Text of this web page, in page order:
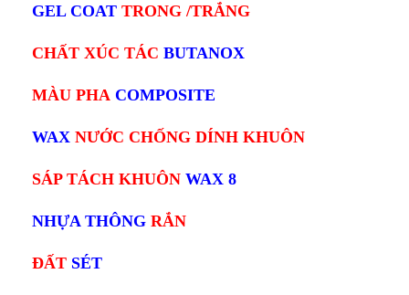
GEL COAT TRONG /TRẮNG
CHẤT XÚC TÁC BUTANOX
MÀU PHA COMPOSITE
WAX NƯỚC CHỐNG DÍNH KHUÔN
SÁP TÁCH KHUÔN WAX 8
NHỰA THÔNG RẮN
ĐẤT SÉT